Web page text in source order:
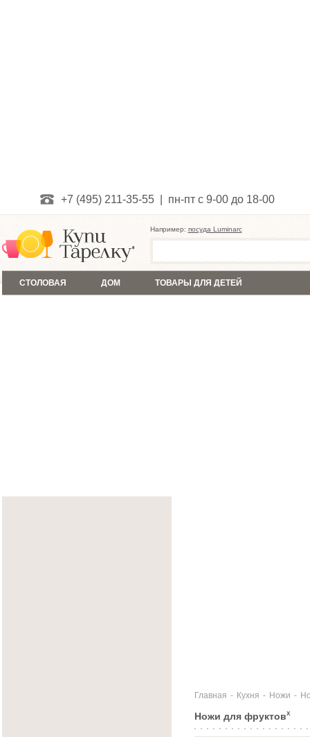
+7 (495) 211-35-55 | пн-пт с 9-00 до 18-00
Например: посуда Luminarc
СТОЛОВАЯ ДОМ ТОВАРЫ ДЛЯ ДЕТЕЙ
Главная - Кухня - Ножи -
Ножи для фруктовX